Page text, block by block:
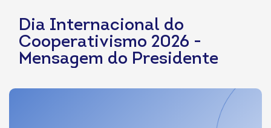
Dia Internacional do
Cooperativismo 2026 -
Mensagem do Presidente